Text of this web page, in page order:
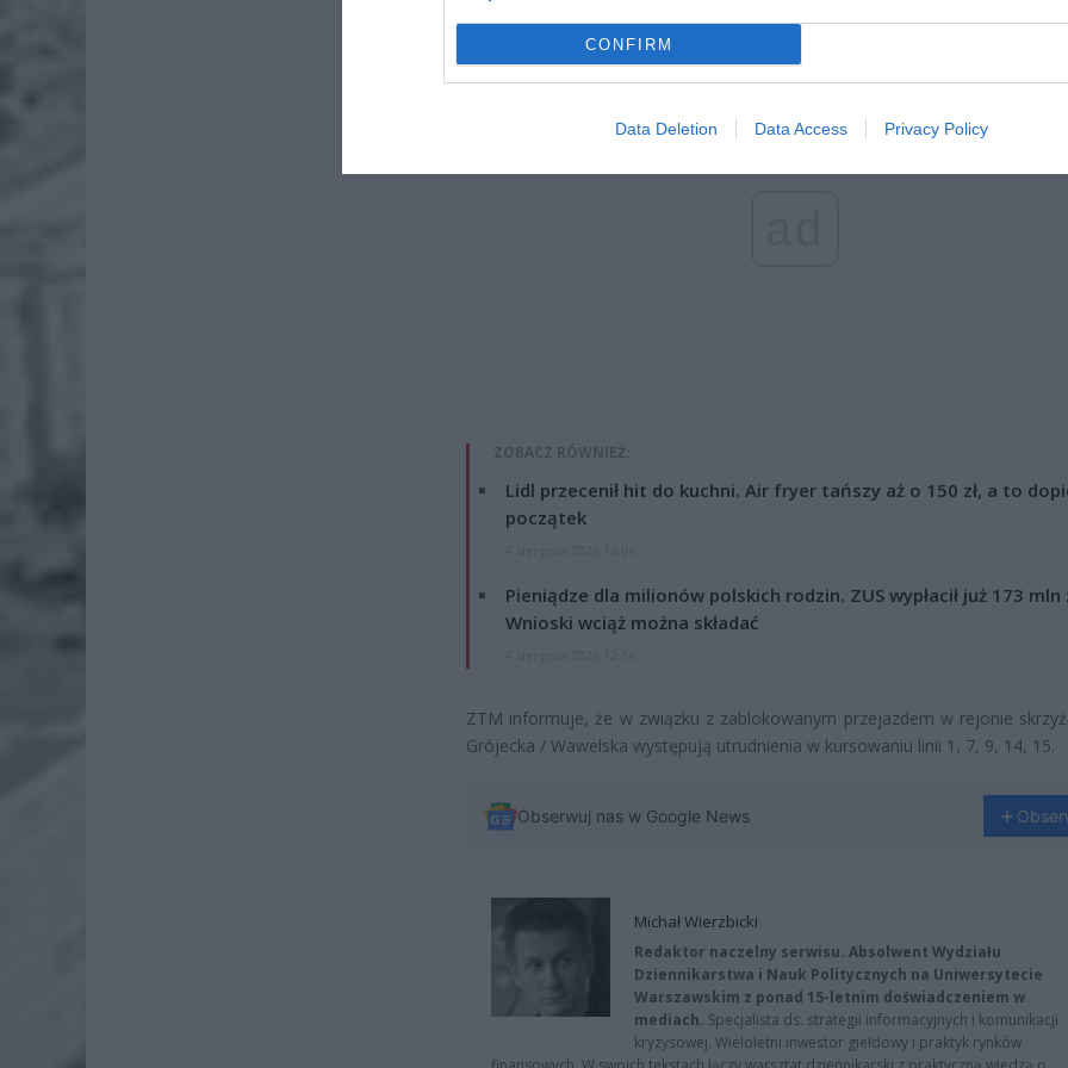
CONFIRM
Data Deletion Data Access Privacy Policy
ZOBACZ RÓWNIEŻ:
Lidl przecenił hit do kuchni. Air fryer tańszy aż o 150 zł, a to
początek
Pieniądze dla milionów polskich rodzin. ZUS wypłacił już 173 mln
Wnioski wciąż można składać
ZTM informuje, że w związku z zablokowanym przejazdem w rejonie
Grójecka / Wawelska występują utrudnienia w kursowaniu linii 1, 7, 9, 14, 15.
Obserwuj nas w Google News
Michał Wierzbicki
Redaktor naczelny serwisu. Absolwent Wydziału
Dziennikarstwa i Nauk Politycznych na Uniwersytecie
Warszawskim z ponad 15-letnim doświadczeniem w
mediach. Specjalista ds. strategii informacyjnych i komunikacji
kryzysowej. Wieloletni inwestor giełdowy i praktyk rynków